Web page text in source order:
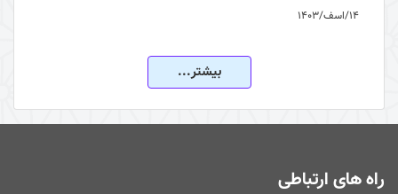
۱۴/اسف/۱۴۰۳
بیشتر...
راه های ارتباطی